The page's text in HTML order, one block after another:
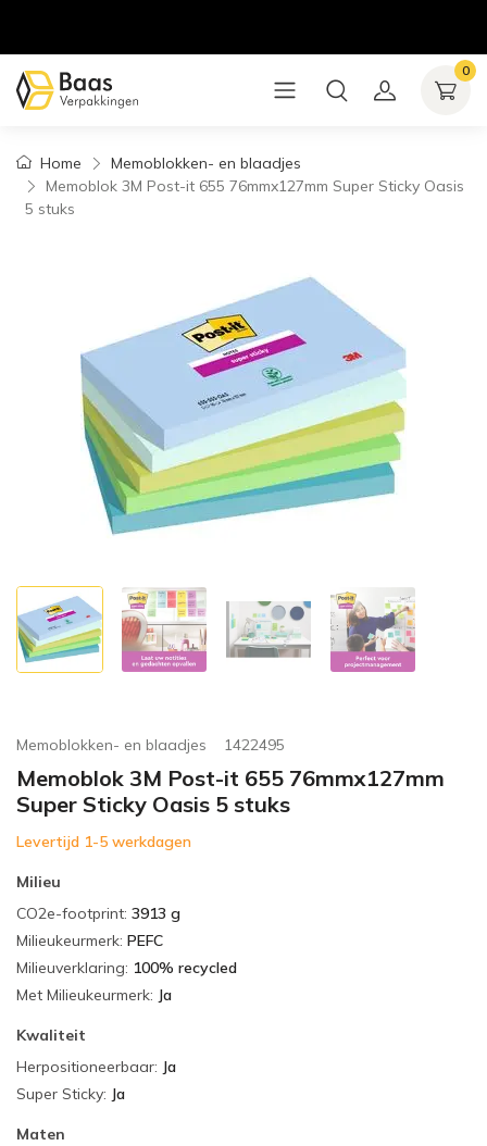
0
Home
Memoblokken- en blaadjes
Memoblok 3M Post-it 655 76mmx127mm Super Sticky Oasis
5 stuks
Memoblokken- en blaadjes 1422495
Memoblok 3M Post-it 655 76mmx127mm
Super Sticky Oasis 5 stuks
Levertijd 1-5 werkdagen
Milieu
CO2e-footprint: 3913 g
Milieukeurmerk: PEFC
Milieuverklaring: 100% recycled
Met Milieukeurmerk: Ja
Kwaliteit
Herpositioneerbaar: Ja
Super Sticky: Ja
Maten